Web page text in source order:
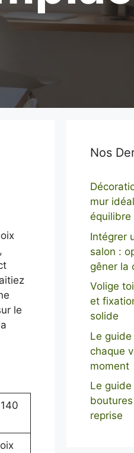
le
Nos
mur
équilibre
Intégrer
salon :
gêner la
Volige
et
solide
Le
chaque
moment
Le
reprise